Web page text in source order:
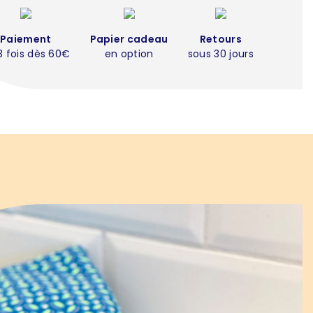
Paiement
fois dès 60€
Papier cadeau
en option
Retours
sous 30 jours